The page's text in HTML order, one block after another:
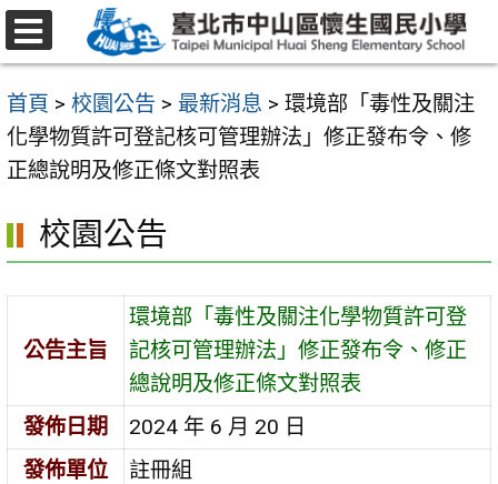
跳
至
要
內
容
首頁 > 校園公告 > 最新消息 > 環境部「毒性及關注
化學物質許可登記核可管理辦法」修正發布令、修
正總說明及修正條文對照表
校園公告
公告主旨
環境部「毒性及關注化學物質許可登
記核可管理辦法」修正發布令、修正
總說明及修正條文對照表
發佈日期
2024 年 6 月 20 日
發佈單位
註冊組
選
單